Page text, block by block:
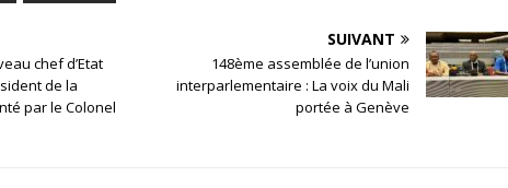
chef d’Etat
de la
par le Colonel
SUIVANT
148ème assemblée de l’union
interparlementaire : La voix du Mali
portée à Genève